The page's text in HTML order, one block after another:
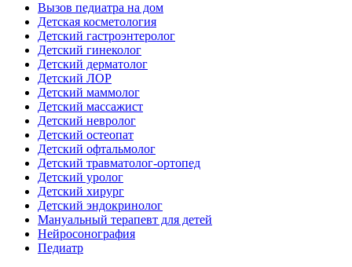
Вызов педиатра на дом
Детская косметология
Детский гастроэнтеролог
Детский гинеколог
Детский дерматолог
Детский ЛОР
Детский маммолог
Детский массажист
Детский невролог
Детский остеопат
Детский офтальмолог
Детский травматолог-ортопед
Детский уролог
Детский хирург
Детский эндокринолог
Мануальный терапевт для детей
Нейросонография
Педиатр